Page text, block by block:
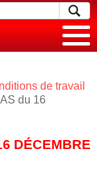
de travail
du 16
DÉCEMBRE